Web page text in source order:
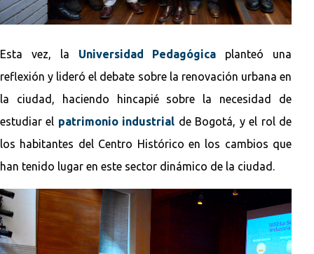
Esta vez, la Universidad Pedagógica planteó una
reflexión y lideró el debate sobre la renovación urbana en
la ciudad, haciendo hincapié sobre la necesidad de
estudiar el patrimonio industrial de Bogotá, y el rol de
los habitantes del Centro Histórico en los cambios que
han tenido lugar en este sector dinámico de la ciudad.